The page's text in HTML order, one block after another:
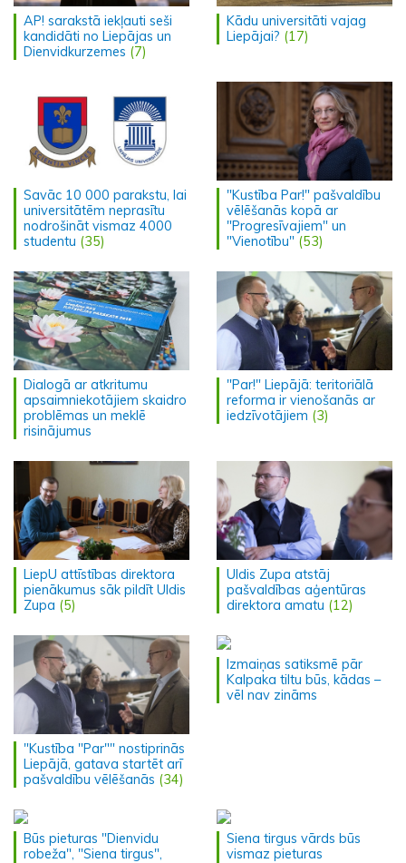
AP! sarakstā iekļauti seši
kandidāti no Liepājas un
Dienvidkurzemes (7)
Kādu universitāti vajag
Liepājai? (17)
Savāc 10 000 parakstu, lai
universitātēm neprasītu
nodrošināt vismaz 4000
studentu (35)
"Kustība Par!" pašvaldību
vēlēšanās kopā ar
"Progresīvajiem" un
"Vienotību" (53)
Dialogā ar atkritumu
apsaimniekotājiem skaidro
problēmas un meklē
risinājumus
"Par!" Liepājā: teritoriālā
reforma ir vienošanās ar
iedzīvotājiem (3)
LiepU attīstības direktora
pienākumus sāk pildīt Uldis
Zupa (5)
Uldis Zupa atstāj
pašvaldības aģentūras
direktora amatu (12)
"Kustība "Par"" nostiprinās
Liepājā, gatava startēt arī
pašvaldību vēlēšanās (34)
Izmaiņas satiksmē pār
Kalpaka tiltu būs, kādas –
vēl nav zināms
Būs pieturas "Dienvidu
robeža", "Siena tirgus",
Siena tirgus vārds būs
vismaz pieturas